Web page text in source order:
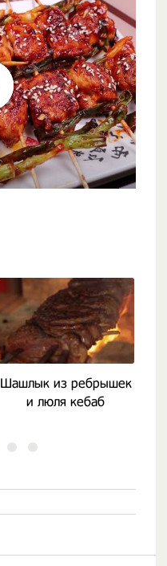
Шашлык из ребрышек
и люля кебаб